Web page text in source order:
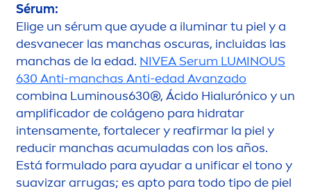
Sérum:
Elige un sérum que ayude a iluminar tu piel y a
desvanecer las manchas oscuras, incluidas las
manchas de la edad. NIVEASerum LUMINOUS
630 Anti-manchas Anti-edad Avanzado
combina Luminous630®, Ácido Hialurónico y un
amplificador de colágeno para hidratar
intensamente, fortalecer y reafirmar la piel y
reducir manchas acumuladas con los años.
Está formulado para ayudar a unificar el tono y
suavizar arrugas; es apto para todo tipo de piel